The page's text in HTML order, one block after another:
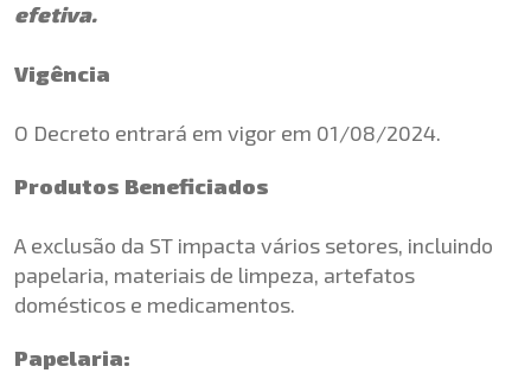
efetiva.
Vigência
O Decreto entrará em vigor em 01/08/2024.
Produtos Beneficiados
A exclusão da ST impacta vários setores, incluindo
papelaria, materiais de limpeza, artefatos
domésticos e medicamentos.
Papelaria: